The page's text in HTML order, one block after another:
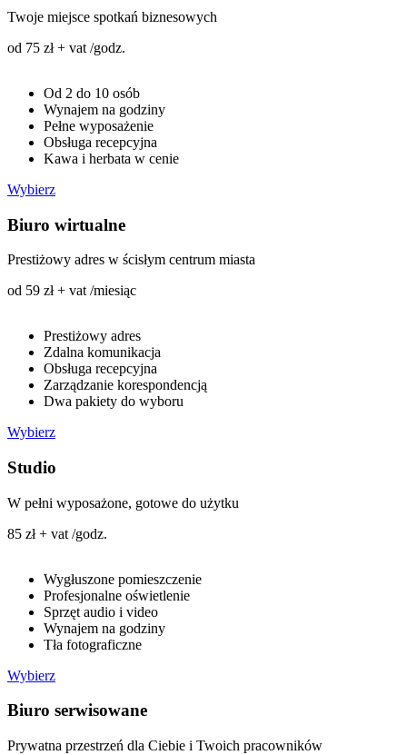
Twoje miejsce spotkań biznesowych
od 75 zł + vat /godz.
Od 2 do 10 osób
Wynajem na godziny
Pełne wyposażenie
Obsługa recepcyjna
Kawa i herbata w cenie
Wybierz
Biuro wirtualne
Prestiżowy adres w ścisłym centrum miasta
od 59 zł + vat /miesiąc
Prestiżowy adres
Zdalna komunikacja
Obsługa recepcyjna
Zarządzanie korespondencją
Dwa pakiety do wyboru
Wybierz
Studio
W pełni wyposażone, gotowe do użytku
85 zł + vat /godz.
Wygłuszone pomieszczenie
Profesjonalne oświetlenie
Sprzęt audio i video
Wynajem na godziny
Tła fotograficzne
Wybierz
Biuro serwisowane
Prywatna przestrzeń dla Ciebie i Twoich pracowników